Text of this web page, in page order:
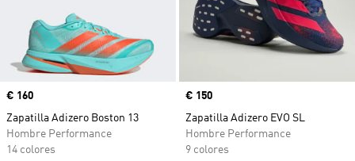
Precio
€ 160
Zapatilla Adizero Boston 13
Hombre Performance
14 colores
Precio
€ 150
Zapatilla Adizero EVO SL
Hombre Performance
9 colores